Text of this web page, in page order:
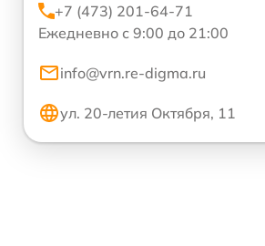
+7 (473) 201-64-71
Ежедневно с 9:00 до 21:00
info@vrn.re-digma.ru
ул. 20-летия Октября, 11